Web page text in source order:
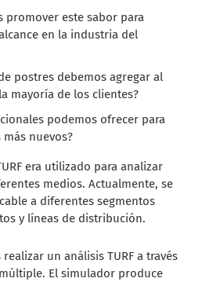
promover este sabor para
en la industria del
postres debemos agregar al
mayoría de los clientes?
podemos ofrecer para
nuevos?
era utilizado para analizar
medios. Actualmente, se
a diferentes segmentos
y líneas de distribución.
realizar un análisis TURF a través
El simulador produce